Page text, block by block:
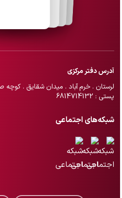
آدرس دفتر مرکزی
پستی : 6814714132
شبکه‌های اجتماعی